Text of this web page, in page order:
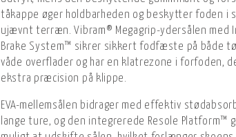
tåkappe øger holdbarheden og beskytter foden i
ujævnt terræn. Vibram® Megagrip-ydersålen med
Brake System™ sikrer sikkert fodfæste på både
våde overflader og har en klatrezone i forfoden,
ekstra præcision på klippe.
EVA-mellemsålen bidrager med effektiv
lange ture, og den integrerede Resole Platform™